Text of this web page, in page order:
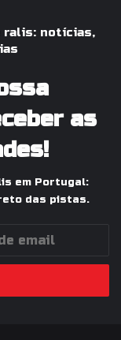
ralis: notícias,
as
em Portugal:
das pistas.